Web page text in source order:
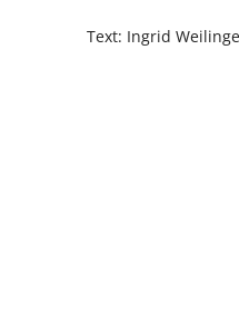
Text: Ingrid